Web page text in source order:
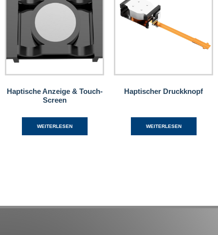
Haptische Anzeige & Touch-
Screen
WEITERLESEN
Haptischer Druckknopf
WEITERLESEN